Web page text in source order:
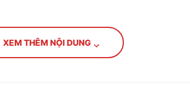
ra trước" (FIFO).
bị tại nhà
XEM THÊM NỘI DUNG